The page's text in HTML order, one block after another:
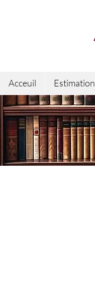
Acceuil Estimation